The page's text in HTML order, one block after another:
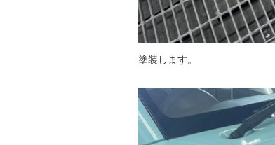
塗装します。